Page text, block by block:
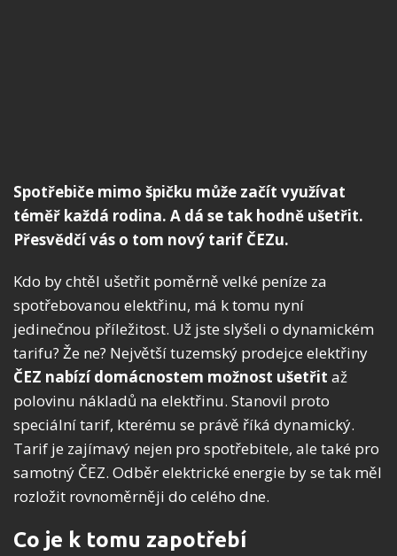
Spotřebiče mimo špičku může začít využívat
téměř každá rodina. A dá se tak hodně ušetřit.
Přesvědčí vás o tom nový tarif ČEZu.
Kdo by chtěl ušetřit poměrně velké peníze za
spotřebovanou elektřinu, má k tomu nyní
jedinečnou příležitost. Už jste slyšeli o dynamickém
tarifu? Že ne? Největší tuzemský prodejce elektřiny
ČEZ nabízí domácnostem možnost ušetřit až
polovinu nákladů na elektřinu. Stanovil proto
speciální tarif, kterému se právě říká dynamický.
Tarif je zajímavý nejen pro spotřebitele, ale také pro
samotný ČEZ. Odběr elektrické energie by se tak měl
rozložit rovnoměrněji do celého dne.
Co je k tomu zapotřebí